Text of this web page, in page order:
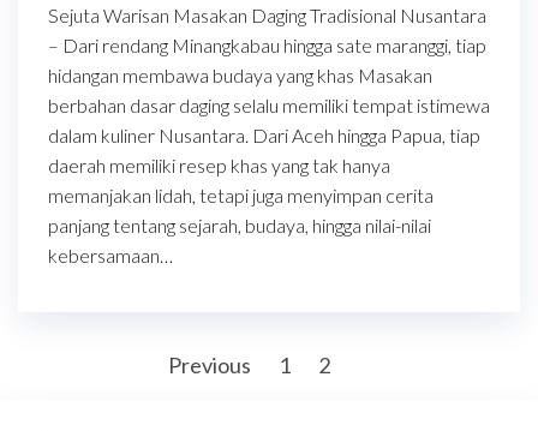
Sejuta Warisan Masakan Daging Tradisional Nusantara
– Dari rendang Minangkabau hingga sate maranggi, tiap
hidangan membawa budaya yang khas Masakan
berbahan dasar daging selalu memiliki tempat istimewa
dalam kuliner Nusantara. Dari Aceh hingga Papua, tiap
daerah memiliki resep khas yang tak hanya
memanjakan lidah, tetapi juga menyimpan cerita
panjang tentang sejarah, budaya, hingga nilai-nilai
kebersamaan…
Previous 1 2